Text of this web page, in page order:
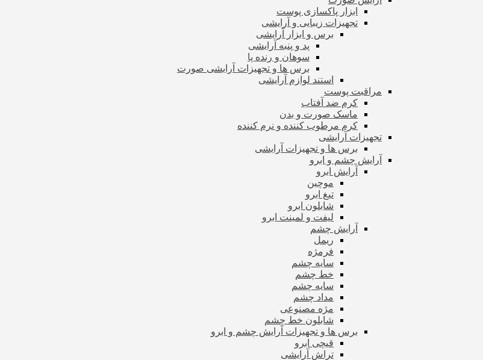
ابزار پاکسازی پوست
تجهیزات زیبایی و آرایشی
برس و ابزار آرایشی
پد و پنبه آرایشی
سوهان و رنده پا
برس ها و تجهیزات آرایشی صورت
استند لوازم آرایشی
مراقبت پوست
کرم ضد آفتاب
ماسک صورت و بدن
کرم مرطوب کننده و نرم کننده
تجهیزات آرایشی
برس ها و تجهیزات آرایشی
آرایش چشم و ابرو
آرایش ابرو
موچین
تیغ ابرو
شابلون ابرو
لیفت و لمینت ابرو
آرایش چشم
ریمل
فرمژه
سایه چشم
خط چشم
سایه چشم
مداد چشم
مژه مصنوعی
شابلون خط چشم
برس ها و تجهیزات آرایش چشم و ابرو
قیچی ابرو
تراش آرایشی